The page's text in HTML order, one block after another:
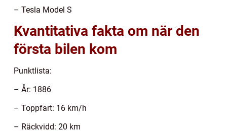
– Tesla Model S
Kvantitativa fakta om när den
första bilen kom
Punktlista:
– År: 1886
– Toppfart: 16 km/h
– Räckvidd: 20 km